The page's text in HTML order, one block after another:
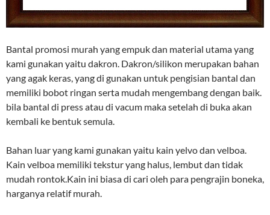
Bantal promosi murah yang empuk dan material utama yang
kami gunakan yaitu dakron. Dakron/silikon merupakan bahan
yang agak keras, yang di gunakan untuk pengisian bantal dan
memiliki bobot ringan serta mudah mengembang dengan baik.
bila bantal di press atau di vacum maka setelah di buka akan
kembali ke bentuk semula.
Bahan luar yang kami gunakan yaitu kain yelvo dan velboa.
Kain velboa memiliki tekstur yang halus, lembut dan tidak
mudah rontok.Kain ini biasa di cari oleh para pengrajin boneka,
harganya relatif murah.